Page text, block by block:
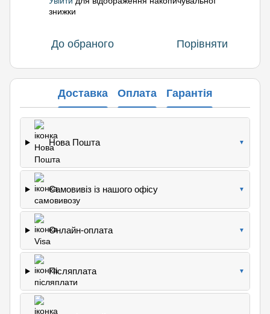
знижки
До обраного Порівняти
Доставка Оплата Гарантія
Нова Пошта ▼
Самовивіз із нашого офісу ▼
Онлайн-оплата ▼
Післяплата ▼